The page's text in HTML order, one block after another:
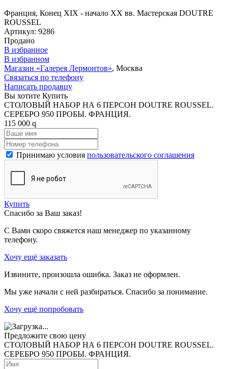
Франция, Конец XIX - начало XX вв. Мастерская DOUTRE
ROUSSEL
Артикул: 9286
Продано
В избранное
В избранном
Магазин «Галерея Лермонтов», Москва
Связаться по телефону
Написать продавцу
Вы хотите Купить
СТОЛОВЫЙ НАБОР НА 6 ПЕРСОН DOUTRE ROUSSEL.
СЕРЕБРО 950 ПРОБЫ. ФРАНЦИЯ.
115 000 q
Принимаю условия пользовательского соглашения
Купить
Спасибо за Ваш заказ!
С Вами скоро свяжется наш менеджер по указанному
телефону.
Хочу ещё заказать
Извините, произошла ошибка. Заказ не оформлен.
Мы уже начали с ней разбираться. Спасибо за понимание.
Хочу ещё попробовать
Предложите свою цену
СТОЛОВЫЙ НАБОР НА 6 ПЕРСОН DOUTRE ROUSSEL.
СЕРЕБРО 950 ПРОБЫ. ФРАНЦИЯ.